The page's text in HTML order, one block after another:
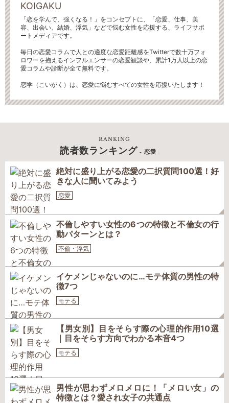
KOIGAKU
「恋を学んで、強くなる！」をコンセプトに、「恋愛、仕事、美
容、出会い、結婚、浮気」などで悩む女性を応援する、ライフサポ
ートメディアです。
毎日の恋愛コラムで人との適度な恋愛距離感をTwitterで数十万フォ
ロワーを抱えるインフルエンサーの恋愛観談や、累計1万人以上の恋
愛コラムや診断が全て無料です。
恋学（こいがく）は、恋愛に悩むすべての女性を応援いたします！
RANKING
読者数ランキング - 恋愛
絶対に盛り上がる恋愛の二択質問100選！好
きな人に聞いてみよう
恋愛
不倫しやすい女性の6つの特徴と不倫女の行
動パターンとは？
不倫・浮気
イケメンじゃないのに…モテ体質の男性の特
徴7つ
モテる
【男女別】目をそらす際の心理的作用10選
｜目をそらす方向でわかる本音4つ
モテる
男性が思わずメロメロに！「メロい女」の
特徴とは？愛され女子の共通点